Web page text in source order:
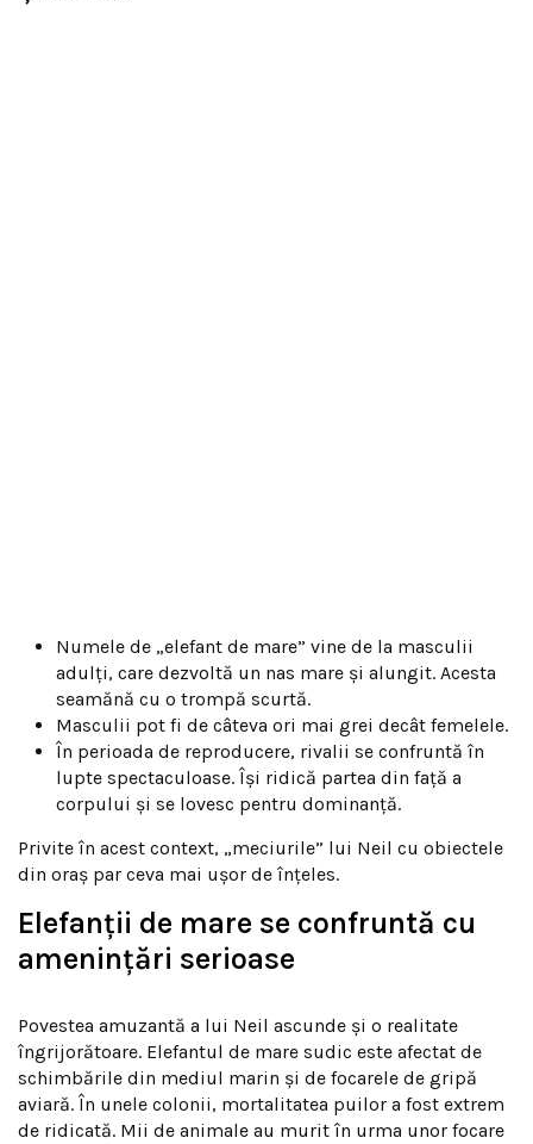
Numele de „elefant de mare” vine de la masculii
adulți, care dezvoltă un nas mare și alungit. Acesta
seamănă cu o trompă scurtă.
Masculii pot fi de câteva ori mai grei decât femelele.
În perioada de reproducere, rivalii se confruntă în
lupte spectaculoase. Își ridică partea din față a
corpului și se lovesc pentru dominanță.
Privite în acest context, „meciurile” lui Neil cu obiectele
din oraș par ceva mai ușor de înțeles.
Elefanții de mare se confruntă cu
amenințări serioase
Povestea amuzantă a lui Neil ascunde și o realitate
îngrijorătoare. Elefantul de mare sudic este afectat de
schimbările din mediul marin și de focarele de gripă
aviară. În unele colonii, mortalitatea puilor a fost extrem
de ridicată. Mii de animale au murit în urma unor focare